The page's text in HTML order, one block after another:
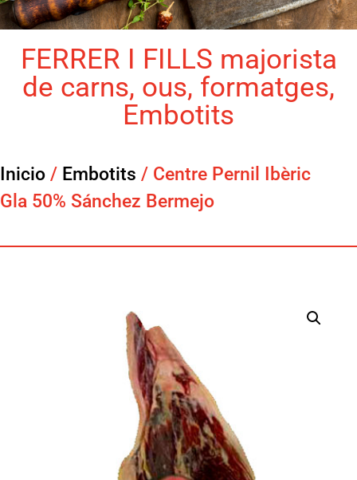
FERRER I FILLS majorista
de carns, ous, formatges,
Embotits
Inicio / Embotits / Centre Pernil Ibèric
Gla 50% Sánchez Bermejo